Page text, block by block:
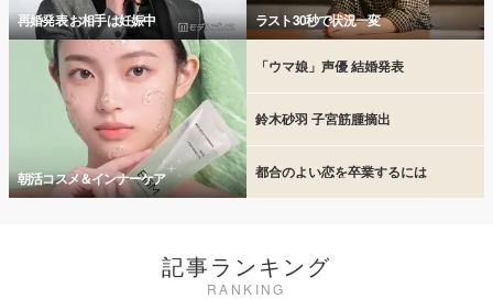
再婚発表 お相手は妊娠中 ラスト30秒で状況一変
朝活コスメ＆インナーケア
「ウマ娘」声優 結婚発表
鈴木砂羽 子宮筋腫摘出
都合のよい恋を卒業するには
記事ランキング
RANKING